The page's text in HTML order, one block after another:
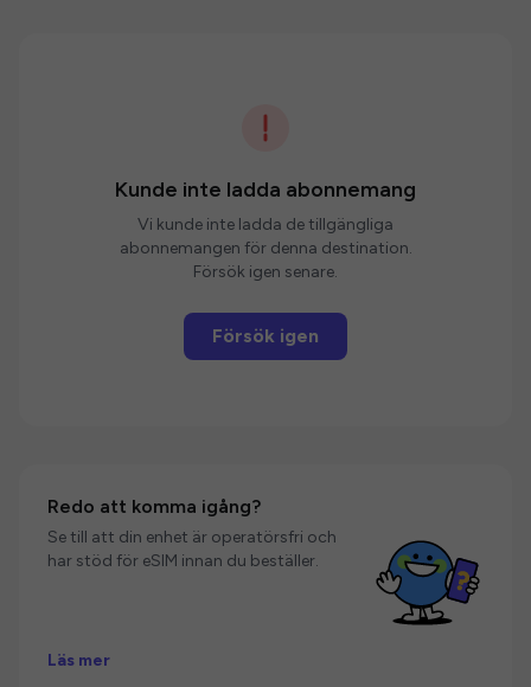
Kunde inte ladda abonnemang
Vi kunde inte ladda de tillgängliga
abonnemangen för denna destination.
Försök igen senare.
Försök igen
Redo att komma igång?
Se till att din enhet är operatörsfri och
har stöd för eSIM innan du beställer.
Läs mer